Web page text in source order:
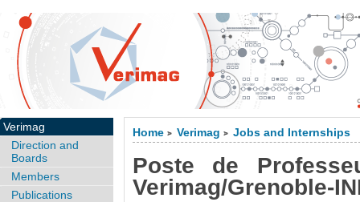
Home > Verimag > Jobs and Internships
Poste de
Verimag/Grenoble-
Verimag
Direction and
Boards
Members
Publications